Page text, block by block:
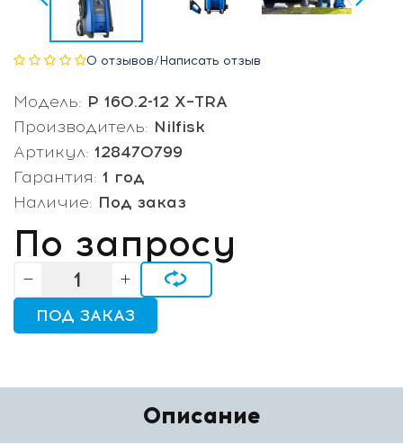
0 отзывов/Написать отзыв
Модель: P 160.2-12 X–TRA
Производитель: Nilfisk
Артикул: 128470799
Гарантия: 1 год
Наличие: Под заказ
По запросу
ПОД ЗАКАЗ
Описание